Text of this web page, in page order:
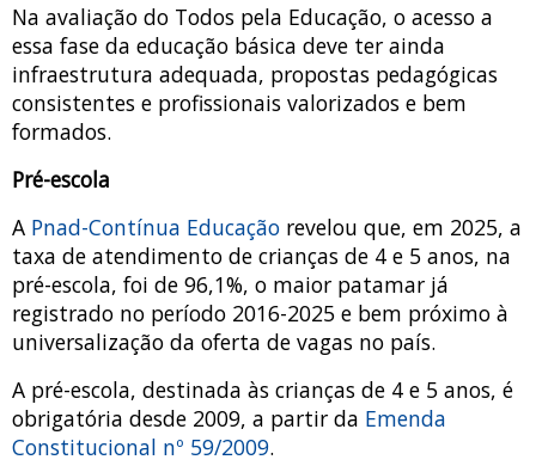
Na avaliação do Todos pela Educação, o acesso a
essa fase da educação básica deve ter ainda
infraestrutura adequada, propostas pedagógicas
consistentes e profissionais valorizados e bem
formados.
Pré-escola
A Pnad-Contínua Educação revelou que, em 2025, a
taxa de atendimento de crianças de 4 e 5 anos, na
pré-escola, foi de 96,1%, o maior patamar já
registrado no período 2016-2025 e bem próximo à
universalização da oferta de vagas no país.
A pré-escola, destinada às crianças de 4 e 5 anos, é
obrigatória desde 2009, a partir da Emenda
Constitucional nº 59/2009.